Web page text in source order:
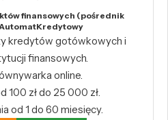
finansowych (pośrednik
kredytów gotówkowych i
finansowych.
online.
zł do 25 000 zł.
od 1 do 60 miesięcy.